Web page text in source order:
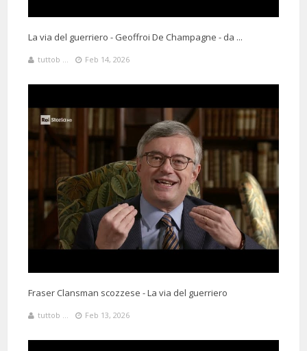
La via del guerriero - Geoffroi De Champagne - da ...
tuttob ... Feb 14, 2026
Fraser Clansman scozzese - La via del guerriero
tuttob ... Feb 13, 2026